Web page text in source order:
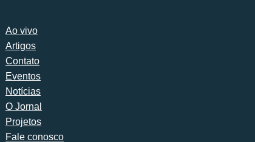
Ao vivo
Artigos
Contato
Eventos
Notícias
O Jornal
Projetos
Fale conosco